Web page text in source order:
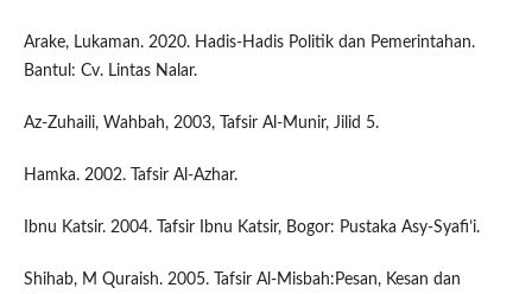
Arake, Lukaman. 2020. Hadis-Hadis Politik dan Pemerintahan.
Bantul: Cv. Lintas Nalar.
Az-Zuhaili, Wahbah, 2003, Tafsir Al-Munir, Jilid 5.
Hamka. 2002. Tafsir Al-Azhar.
Ibnu Katsir. 2004. Tafsir Ibnu Katsir, Bogor: Pustaka Asy-Syafi’i.
Shihab, M Quraish. 2005. Tafsir Al-Misbah:Pesan, Kesan dan